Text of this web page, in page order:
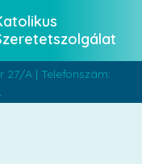
27/A | Telefonszám: